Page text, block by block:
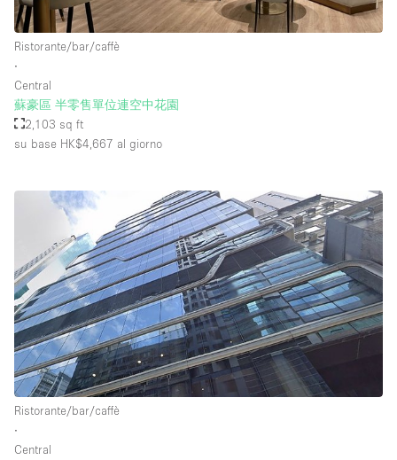
Ristorante/bar/caffè
∙
Central
蘇豪區 半零售單位連空中花園
2,103 sq ft
su base HK$4,667 al giorno
Ristorante/bar/caffè
∙
Central